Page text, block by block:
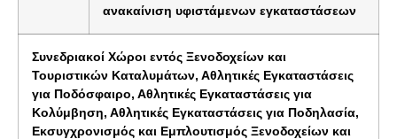
ανακαίνιση υφιστάμενων εγκαταστάσεων
Συνεδριακοί Χώροι εντός Ξενοδοχείων και
Τουριστικών Καταλυμάτων, Αθλητικές Εγκαταστάσεις
για Ποδόσφαιρο, Αθλητικές Εγκαταστάσεις για
Κολύμβηση, Αθλητικές Εγκαταστάσεις για Ποδηλασία,
Εκσυγχρονισμός και Εμπλουτισμός Ξενοδοχείων και